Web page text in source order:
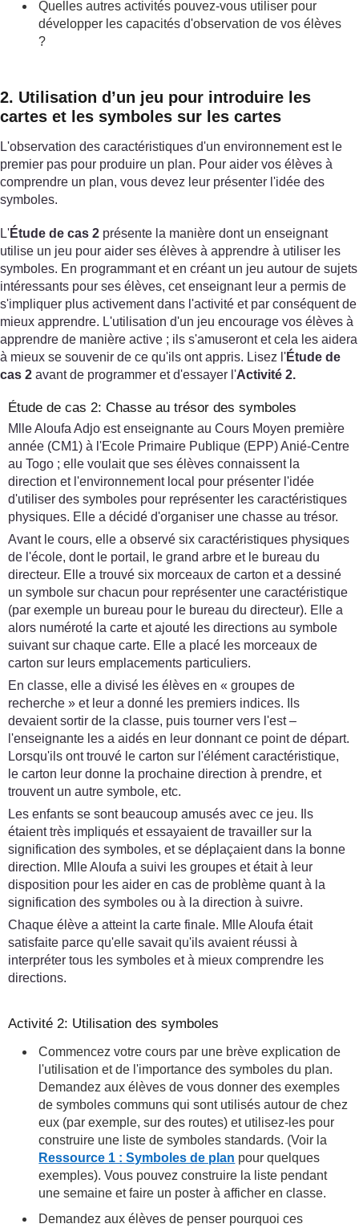
Quelles autres activités pouvez-vous utiliser pour
développer les capacités d'observation de vos élèves
?
2. Utilisation d’un jeu pour introduire les
cartes et les symboles sur les cartes
L'observation des caractéristiques d'un environnement est le
premier pas pour produire un plan. Pour aider vos élèves à
comprendre un plan, vous devez leur présenter l'idée des
symboles.
L'Étude de cas 2 présente la manière dont un enseignant
utilise un jeu pour aider ses élèves à apprendre à utiliser les
symboles. En programmant et en créant un jeu autour de sujets
intéressants pour ses élèves, cet enseignant leur a permis de
s'impliquer plus activement dans l'activité et par conséquent de
mieux apprendre. L'utilisation d'un jeu encourage vos élèves à
apprendre de manière active ; ils s'amuseront et cela les aidera
à mieux se souvenir de ce qu'ils ont appris. Lisez l'Étude de
cas 2 avant de programmer et d'essayer l'Activité 2.
Étude de cas 2: Chasse au trésor des symboles
Mlle Aloufa Adjo est enseignante au Cours Moyen première
année (CM1) à l'Ecole Primaire Publique (EPP) Anié-Centre
au Togo ; elle voulait que ses élèves connaissent la
direction et l'environnement local pour présenter l'idée
d'utiliser des symboles pour représenter les caractéristiques
physiques. Elle a décidé d'organiser une chasse au trésor.
Avant le cours, elle a observé six caractéristiques physiques
de l'école, dont le portail, le grand arbre et le bureau du
directeur. Elle a trouvé six morceaux de carton et a dessiné
un symbole sur chacun pour représenter une caractéristique
(par exemple un bureau pour le bureau du directeur). Elle a
alors numéroté la carte et ajouté les directions au symbole
suivant sur chaque carte. Elle a placé les morceaux de
carton sur leurs emplacements particuliers.
En classe, elle a divisé les élèves en « groupes de
recherche » et leur a donné les premiers indices. Ils
devaient sortir de la classe, puis tourner vers l'est –
l'enseignante les a aidés en leur donnant ce point de départ.
Lorsqu'ils ont trouvé le carton sur l'élément caractéristique,
le carton leur donne la prochaine direction à prendre, et
trouvent un autre symbole, etc.
Les enfants se sont beaucoup amusés avec ce jeu. Ils
étaient très impliqués et essayaient de travailler sur la
signification des symboles, et se déplaçaient dans la bonne
direction. Mlle Aloufa a suivi les groupes et était à leur
disposition pour les aider en cas de problème quant à la
signification des symboles ou à la direction à suivre.
Chaque élève a atteint la carte finale. Mlle Aloufa était
satisfaite parce qu'elle savait qu'ils avaient réussi à
interpréter tous les symboles et à mieux comprendre les
directions.
Activité 2: Utilisation des symboles
Commencez votre cours par une brève explication de
l'utilisation et de l'importance des symboles du plan.
Demandez aux élèves de vous donner des exemples
de symboles communs qui sont utilisés autour de chez
eux (par exemple, sur des routes) et utilisez-les pour
construire une liste de symboles standards. (Voir la
Ressource 1 : Symboles de plan pour quelques
exemples). Vous pouvez construire la liste pendant
une semaine et faire un poster à afficher en classe.
Demandez aux élèves de penser pourquoi ces